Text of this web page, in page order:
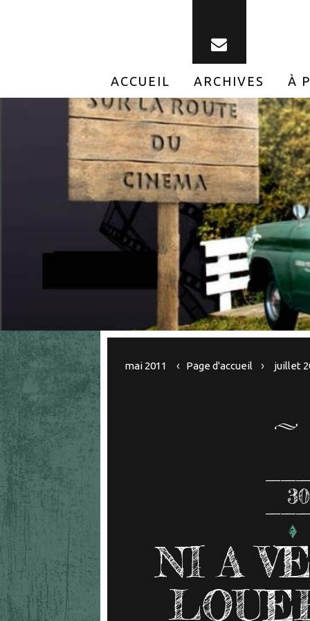
ACCUEIL ARCHIVES À
mai 2011 Page d'accueil juillet
30
NI A